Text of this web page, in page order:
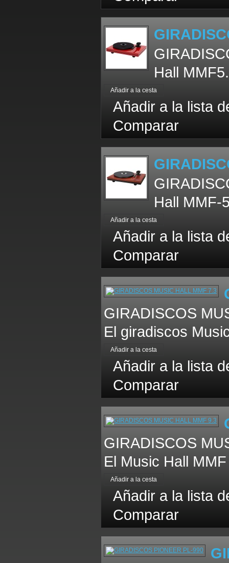
Hall
Añadir a la lista
Comparar
Hall MMF-
Añadir a la lista
Comparar
GIRADISCOS
El giradiscos
Añadir a la lista
Comparar
GIRADISCOS
El Music Hall
Añadir a la lista
Comparar